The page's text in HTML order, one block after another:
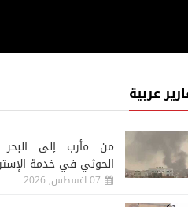
عربية
من مأرب إلى البحر
الحوثي في خدمة
07 اغسطس, 2026